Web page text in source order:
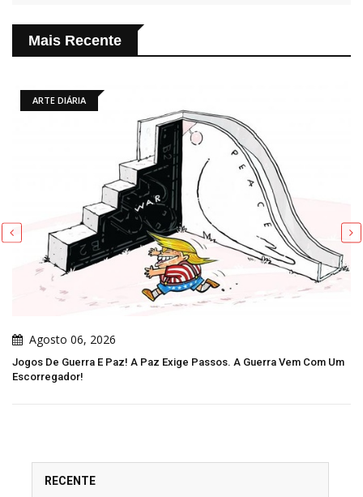
Mais Recente
ARTE DIÁRIA
Agosto 06, 2026
Jogos De Guerra E Paz! A Paz Exige Passos. A Guerra Vem Com Um
Escorregador!
RECENTE